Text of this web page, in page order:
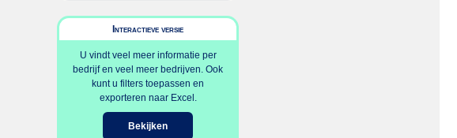
Interactieve versie
U vindt veel meer informatie per
bedrijf en veel meer bedrijven. Ook
kunt u filters toepassen en
exporteren naar Excel.
Bekijken